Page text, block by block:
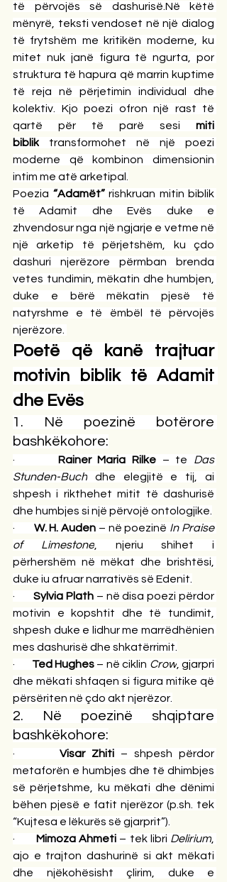
të përvojës së dashurisë.Në këtë
mënyrë, teksti vendoset në një dialog
të frytshëm me kritikën moderne, ku
mitet nuk janë figura të ngurta, por
struktura të hapura që marrin kuptime
të reja në përjetimin individual dhe
kolektiv. Kjo poezi ofron një rast të
qartë për të parë sesi miti
biblik transformohet në një poezi
moderne që kombinon dimensionin
intim me atë arketipal.
Poezia “Adamët” rishkruan mitin biblik
të Adamit dhe Evës duke e
zhvendosur nga një ngjarje e vetme në
një arketip të përjetshëm, ku çdo
dashuri njerëzore përmban brenda
vetes tundimin, mëkatin dhe humbjen,
duke e bërë mëkatin pjesë të
natyrshme e të ëmbël të përvojës
njerëzore.
Poetë që kanë trajtuar
motivin biblik të Adamit
dhe Evës
1. Në poezinë botërore
bashkëkohore:
· Rainer Maria Rilke – te Das
Stunden-Buch dhe elegjitë e tij, ai
shpesh i rikthehet mitit të dashurisë
dhe humbjes si një përvojë ontologjike.
· W. H. Auden – në poezinë In Praise
of Limestone, njeriu shihet i
përhershëm në mëkat dhe brishtësi,
duke iu afruar narrativës së Edenit.
· Sylvia Plath – në disa poezi përdor
motivin e kopshtit dhe të tundimit,
shpesh duke e lidhur me marrëdhënien
mes dashurisë dhe shkatërrimit.
· Ted Hughes – në ciklin Crow, gjarpri
dhe mëkati shfaqen si figura mitike që
përsëriten në çdo akt njerëzor.
2. Në poezinë shqiptare
bashkëkohore:
· Visar Zhiti – shpesh përdor
metaforën e humbjes dhe të dhimbjes
së përjetshme, ku mëkati dhe dënimi
bëhen pjesë e fatit njerëzor (p.sh . tek
“Kujtesa e lëkurës së gjarprit”).
· Mimoza Ahmeti – tek libri Delirium
ajo e trajton dashurinë si akt mëkati
dhe njëkohësisht çlirim, duke e